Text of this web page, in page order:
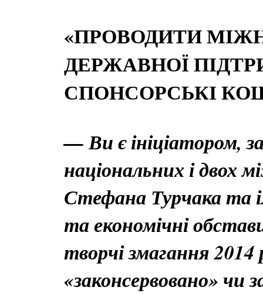
«ПРОВОДИТИ
ДЕРЖАВНОЇ
СПОНСОРСЬКІ
— Ви є ініціатором,
національних і двох
Стефана Турчака та
та економічні
творчі змагання 2014
«законсервовано» чи